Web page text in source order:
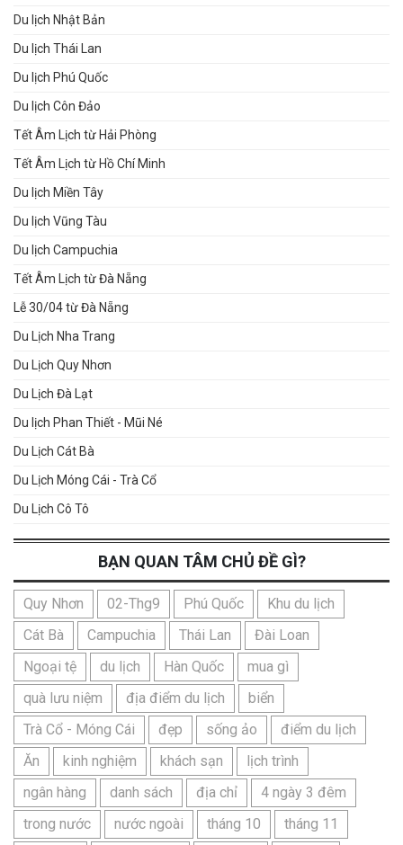
Du lịch Nhật Bản
Du lịch Thái Lan
Du lịch Phú Quốc
Du lịch Côn Đảo
Tết Âm Lịch từ Hải Phòng
Tết Âm Lịch từ Hồ Chí Minh
Du lịch Miền Tây
Du lịch Vũng Tàu
Du lịch Campuchia
Tết Âm Lịch từ Đà Nẵng
Lễ 30/04 từ Đà Nẵng
Du Lịch Nha Trang
Du Lịch Quy Nhơn
Du Lịch Đà Lạt
Du lịch Phan Thiết - Mũi Né
Du Lịch Cát Bà
Du Lịch Móng Cái - Trà Cổ
Du Lịch Cô Tô
BẠN QUAN TÂM CHỦ ĐỀ GÌ?
Quy Nhơn 02-Thg9 Phú Quốc
Khu du lịch
Cát Bà
Campuchia Thái Lan
Đài Loan
Ngoại tệ
du lịch Hàn Quốc
mua gì
quà lưu niệm
địa điểm du lịch
biển
Trà Cổ - Móng Cái
đẹp sống ảo
điểm du lịch
Ăn
kinh nghiệm khách sạn
lịch trình
ngân hàng
danh sách địa chỉ
4 ngày 3 đêm
trong nước
nước ngoài tháng 10
tháng 11